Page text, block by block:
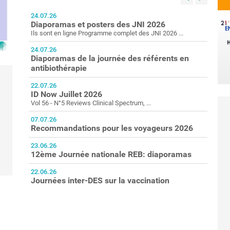
24.07.26
Diaporamas et posters des JNI 2026
Ils sont en ligne Programme complet des JNI 2026 ...
24.07.26
Diaporamas de la journée des référents en
antibiothérapie
22.07.26
ID Now Juillet 2026
Vol 56 - N°5 Reviews Clinical Spectrum, ...
07.07.26
Recommandations pour les voyageurs 2026
23.06.26
12ème Journée nationale REB: diaporamas
22.06.26
Journées inter-DES sur la vaccination